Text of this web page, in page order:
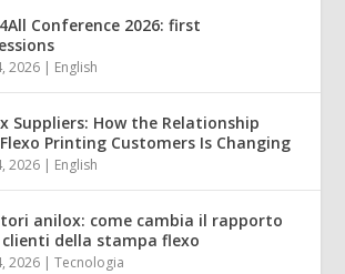
Conference 2026: first
2026 | English
Suppliers: How the Relationship
Printing Customers Is Changing
2026 | English
anilox: come cambia il rapporto
clienti della stampa flexo
2026 |Tecnologia